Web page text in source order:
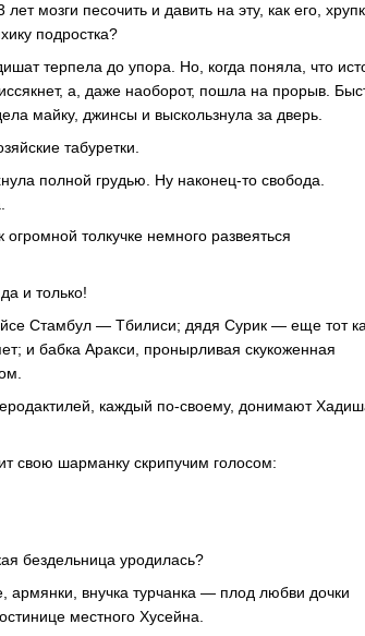
лет мозги песочить и давить на эту, как его,
подростка?
терпела до упора. Но, когда поняла, что
а, даже наоборот, пошла на прорыв.
майку, джинсы и выскользнула за дверь.
табуретки.
полной грудью. Ну наконец-то свобода.
толкучке немного развеяться
и только!
Стамбул — Тбилиси; дядя Сурик — еще тот
и бабка Аракси, пронырливая скукоженная
каждый по-своему, донимают
свою шарманку скрипучим голосом:
бездельница уродилась?
армянки, внучка турчанка — плод любви дочки
местного Хусейна.